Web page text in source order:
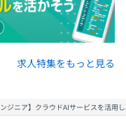
求人特集をもっと見る
ンジニア】クラウドAIサービスを活用